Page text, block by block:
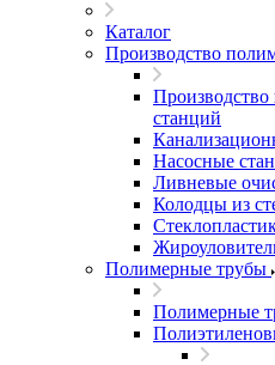
Каталог
Производство
станций
Насосные
Ливневые
Колодцы из
Полимерные трубы
Полимерные